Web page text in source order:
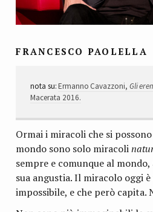
FRANCESCO PAOLELLA
nota su:Ermanno Cavazzoni, Gli
Macerata 2016.
Ormai i miracoli che si
mondo sono solo miracoli
sempre e comunque al
sua angustia. Il miracolo oggi
impossibile, e che però capita.